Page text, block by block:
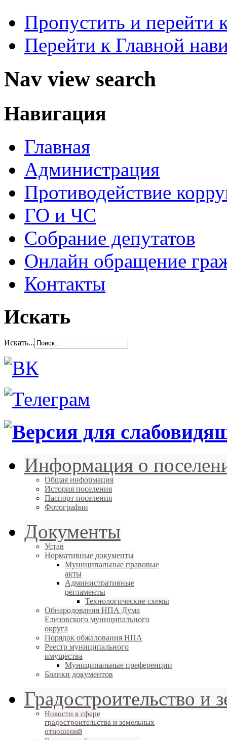
Пропустить и перейти
Перейти к Главной
Nav view search
Навигация
Главная
Администрация
Противодействие
ГО и ЧС
Собрание депутатов
Онлайн обращение
Контакты
Искать
Искать...
Информация о
Общая информация
История поселения
Паспорт поселения
Фотографии
Документы
Устав
Нормативные документы
Муниципальные правовые
акты
Административные
регламенты
Технологические схемы
Обнародования НПА Дума
Елизовского муниципального
округа
Порядок обжалования НПА
Реестр муниципального
имущества
Муниципальные преференции
Бланки документов
Градостроительство и
Новости в сфере
градостроительства и земельных
отношений